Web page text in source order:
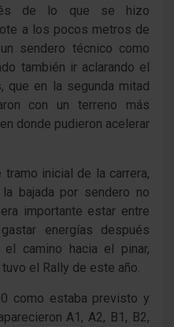
de lo que se hizo
a los pocos metros de
sendero técnico como
también ir aclarando el
que en la segunda mitad
con un terreno más
donde pudieron acelerar
inicial de la carrera,
bajada por sendero no
importante estar entre
energías después
camino hacia el pinar,
el Rally de este año.
como estaba previsto y
A1, A2, B1, B2,